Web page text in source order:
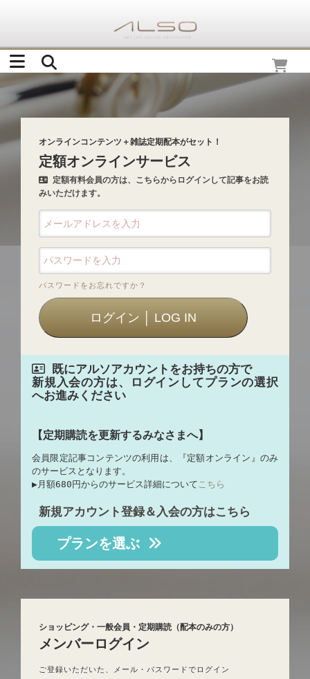
オンラインコンテンツ＋雑誌定期配本がセット！
定額オンラインサービス
定額有料会員の方は、こちらからログインして記事をお読
みいただけます。
パスワードをお忘れですか？
既にアルソアカウントをお持ちの方で
新規入会の方は、ログインしてプランの選択
へお進みください
【定期購読を更新するみなさまへ】
会員限定記事コンテンツの利用は、『定額オンライン』のみ
のサービスとなります。
▶︎月額680円からのサービス詳細についてこちら
新規アカウント登録＆入会の方はこちら
プランを選ぶ
ショッピング・一般会員・定期購読（配本のみの方）
メンバーログイン
ご登録いただいた、メール・パスワードでログイン